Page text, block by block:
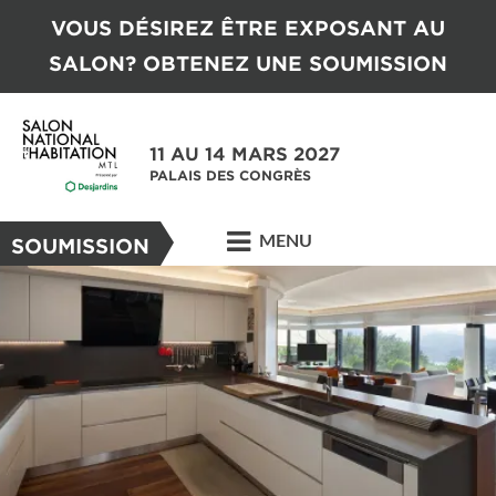
VOUS DÉSIREZ ÊTRE EXPOSANT AU
SALON? OBTENEZ UNE SOUMISSION
11 AU 14 MARS 2027
PALAIS DES CONGRÈS
SOUMISSION MENU